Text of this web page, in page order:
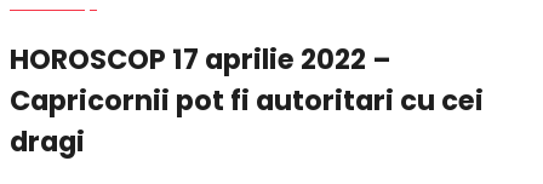
HOROSCOP 17 aprilie 2022 –
Capricornii pot fi autoritari cu cei
dragi